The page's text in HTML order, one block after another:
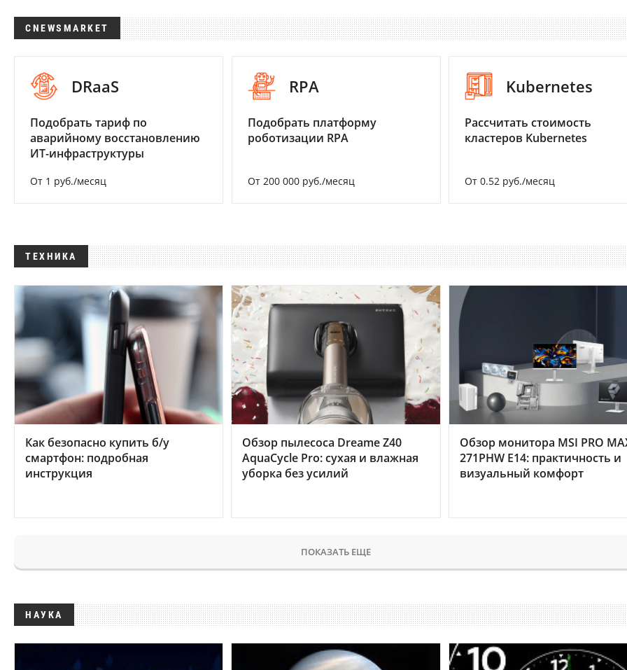
CNEWSMARKET
DRaaS
Подобрать тариф по
аварийному восстановлению
ИТ-инфраструктуры
От 1 руб./месяц
RPA
Подобрать платформу
роботизации RPA
От 200 000 руб./месяц
Kubernetes
Рассчитать стоимость
кластеров Kubernetes
От 0.52 руб./месяц
ТЕХНИКА
Как безопасно купить б/у
смартфон: подробная
инструкция
Обзор пылесоса Dreame Z40
AquaCycle Pro: сухая и влажная
уборка без усилий
Обзор монитора MSI PRO
271PHW E14: практичность и
визуальный комфорт
ПОКАЗАТЬ ЕЩЕ
НАУКА